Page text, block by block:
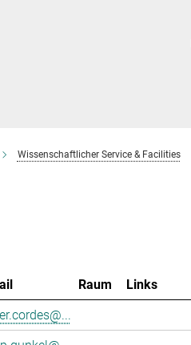
Wissenschaftlicher Service & Facilities
Raum
Links